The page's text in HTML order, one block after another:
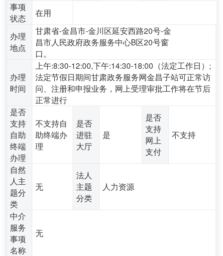
事项
状态
在用
办理
地点
甘肃省-金昌市-金川区延安西路20号-金
昌市人民政府政务服务中心B区20号窗
口。
办理
时间
上午:8:30-12:00,下午:14:30-18:00（法定工作日）;
法定节假日期间甘肃政务服务网金昌子站可正常访
问、注册和申报业务，网上受理审批工作将在节后
正常进行
是否
支持
自助
终端
办理
不支持自
助终端办
理
是否
进驻
大厅
是
是否
支持
网上
支付
不支持
自然
人主
题分
类
无
法人
主题
分类
人力资源
中介
服务
事项
名称
无